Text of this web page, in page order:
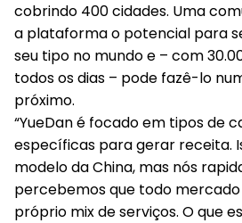
cobrindo 400 cidades. Uma
a plataforma o potencial para
seu tipo no mundo e – com
todos os dias – pode fazê-lo
próximo.
“YueDan é focado em tipos de
específicas para gerar receita.
modelo da China, mas nós
percebemos que todo mercado
próprio mix de serviços. O que